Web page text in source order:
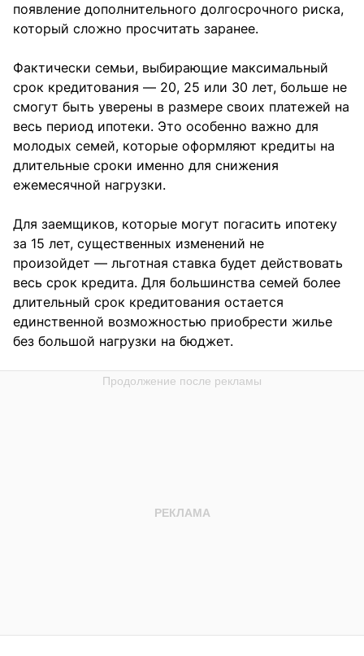
появление дополнительного долгосрочного риска,
который сложно просчитать заранее.
Фактически семьи, выбирающие максимальный
срок кредитования — 20, 25 или 30 лет, больше не
смогут быть уверены в размере своих платежей на
весь период ипотеки. Это особенно важно для
молодых семей, которые оформляют кредиты на
длительные сроки именно для снижения
ежемесячной нагрузки.
Для заемщиков, которые могут погасить ипотеку
за 15 лет, существенных изменений не
произойдет — льготная ставка будет действовать
весь срок кредита. Для большинства семей более
длительный срок кредитования остается
единственной возможностью приобрести жилье
без большой нагрузки на бюджет.